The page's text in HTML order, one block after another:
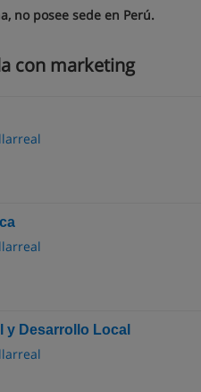
no posee sede en Perú.
con marketing
y Desarrollo Local